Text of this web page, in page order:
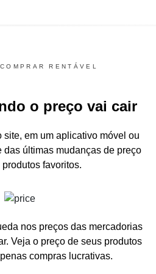
RENTÁVEL
o preço vai cair
site, em um aplicativo móvel ou
das últimas mudanças de preço
favoritos.
nos preços das mercadorias
Veja o preço de seus produtos
compras lucrativas.